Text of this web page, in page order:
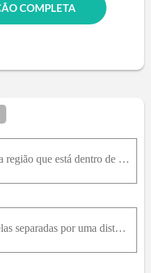
MOSTRAR SOLUÇÃO COMPLETA
79 . O potencial elétrico em uma região que está dentro de 2,00m de origem de um sistema de coordenadas retangulares é dado por V = A x l + B y m + C z n + D , em que A , B , C , D , l , m e n são con
Um capacitor com placas paralelas separadas por uma distância d é carregado até atingir uma diferença de potencial V c . Todos os fios e baterias são desconectados e, então, as duas placas são afastad